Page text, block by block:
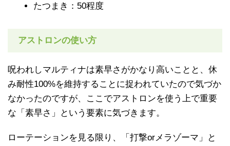
たつまき：50程度
アストロンの使い方
呪われしマルティナは素早さがかなり高いことと、休
み耐性100%を維持することに捉われていたので気づか
なかったのですが、ここでアストロンを使う上で重要
な「素早さ」という要素に気づきます。
ローテーションを見る限り、「打撃orメラゾーマ」と